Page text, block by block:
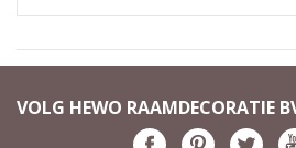
VOLG HEWO RAAMDECORATIE